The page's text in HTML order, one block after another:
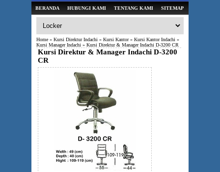
BERANDA HUBUNGI KAMI TENTANG KAMI SITEMAP
Home » Kursi Direktur Indachi » Kursi Kantor» Kursi Kantor Indachi »
Kursi Manager Indachi » Kursi Direktur & Manager Indachi D-3200 CR
Kursi Direktur & Manager Indachi D-3200
CR